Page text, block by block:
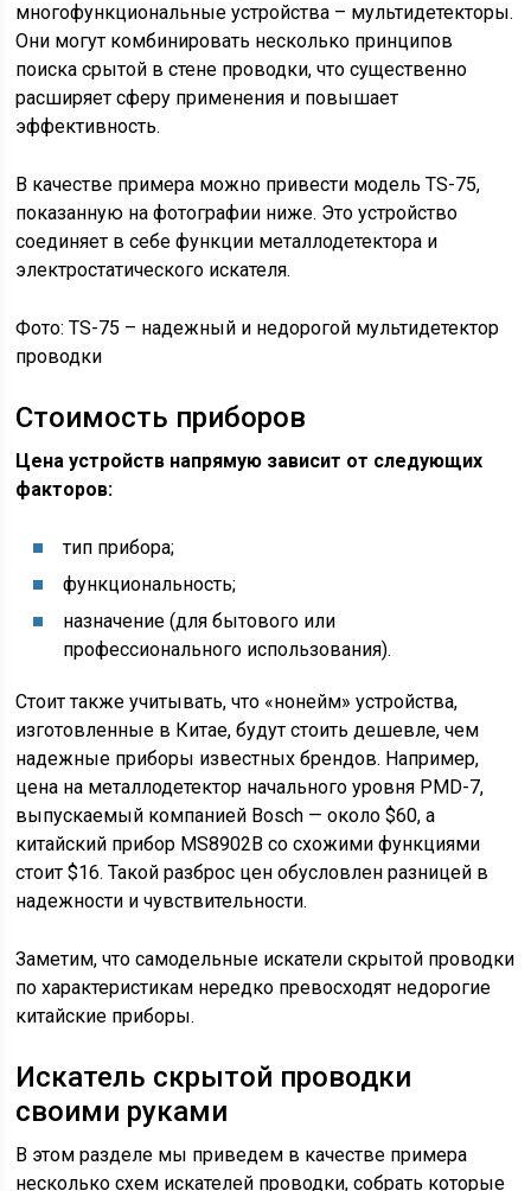
многофункциональные устройства – мультидетекторы.
Они могут комбинировать несколько принципов
поиска срытой в стене проводки, что существенно
расширяет сферу применения и повышает
эффективность.
В качестве примера можно привести модель TS-75,
показанную на фотографии ниже. Это устройство
соединяет в себе функции металлодетектора и
электростатического искателя.
Фото: TS-75 – надежный и недорогой мультидетектор
проводки
Стоимость приборов
Цена устройств напрямую зависит от следующих
факторов:
тип прибора;
функциональность;
назначение (для бытового или
профессионального использования).
Стоит также учитывать, что «нонейм» устройства,
изготовленные в Китае, будут стоить дешевле, чем
надежные приборы известных брендов. Например,
цена на металлодетектор начального уровня PMD-7,
выпускаемый компанией Bosch — около $60, а
китайский прибор MS8902B со схожими функциями
стоит $16. Такой разброс цен обусловлен разницей в
надежности и чувствительности.
Заметим, что самодельные искатели скрытой проводки
по характеристикам нередко превосходят недорогие
китайские приборы.
Искатель скрытой проводки
своими руками
В этом разделе мы приведем в качестве примера
несколько схем искателей проводки, собрать которые